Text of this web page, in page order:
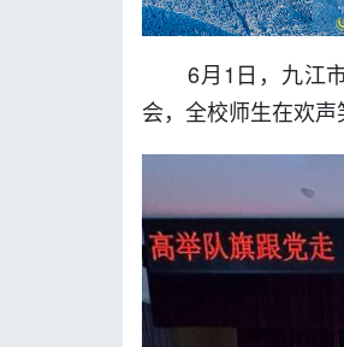
6月1日，九江
会，全校师生在欢声